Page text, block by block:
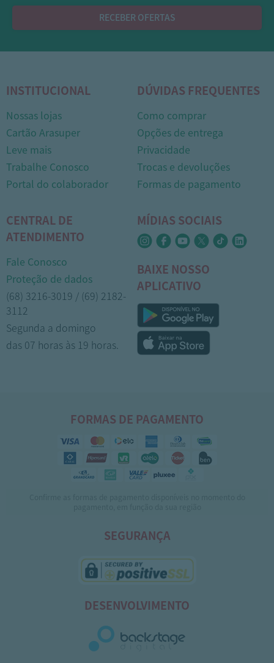
RECEBER OFERTAS
INSTITUCIONAL
Nossas lojas
Cartão Arasuper
Leve mais
Trabalhe Conosco
Portal do colaborador
DÚVIDAS FREQUENTES
Como comprar
Opções de entrega
Privacidade
Trocas e devoluções
Formas de pagamento
CENTRAL DE
ATENDIMENTO
Fale Conosco
Proteção de dados
(68) 3216-3019 / (69) 2182-
3112
Segunda a domingo
das 07 horas às 19 horas.
MÍDIAS SOCIAIS
BAIXE NOSSO
APLICATIVO
FORMAS DE PAGAMENTO
SEGURANÇA
DESENVOLVIMENTO